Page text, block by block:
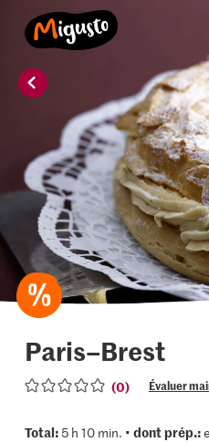
Paris–Brest
(0) Évaluer
Total:5 h 10 min. • dont prép.: